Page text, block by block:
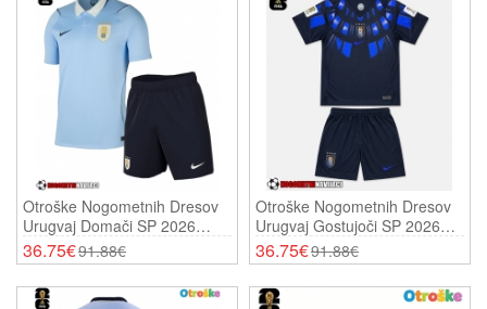
Otroške Nogometnih Dresov
Urugvaj Domači SP 2026
Kratki Rokavi (+ Hlače)
36.75€91.88€
Otroške Nogometnih Dresov
Urugvaj Gostujoči SP 2026
Kratki Rokavi (+ Hlače)
36.75€91.88€